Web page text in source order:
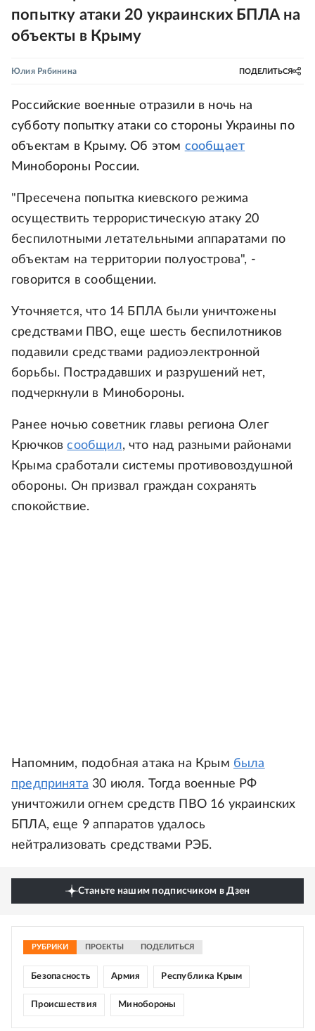
попытку атаки 20 украинских БПЛА на
объекты в Крыму
Юлия Рябинина ПОДЕЛИТЬСЯ
Российские военные отразили в ночь на
субботу попытку атаки со стороны Украины по
объектам в Крыму. Об этом сообщает
Минобороны России.
"Пресечена попытка киевского режима
осуществить террористическую атаку 20
беспилотными летательными аппаратами по
объектам на территории полуострова", -
говорится в сообщении.
Уточняется, что 14 БПЛА были уничтожены
средствами ПВО, еще шесть беспилотников
подавили средствами радиоэлектронной
борьбы. Пострадавших и разрушений нет,
подчеркнули в Минобороны.
Ранее ночью советник главы региона Олег
Крючковсообщил, что над разными районами
Крыма сработали системы противовоздушной
обороны. Он призвал граждан сохранять
спокойствие.
Напомним, подобная атака на Крым была
предпринята 30 июля. Тогда военные РФ
уничтожили огнем средств ПВО 16 украинских
БПЛА, еще 9 аппаратов удалось
нейтрализовать средствами РЭБ.
Станьте нашим подписчиком в Дзен
РУБРИКИ ПРОЕКТЫ ПОДЕЛИТЬСЯ
Безопасность Армия Республика Крым
Происшествия Минобороны